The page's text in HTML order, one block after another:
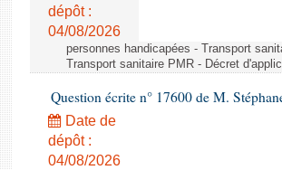
dépôt :
04/08/2026
personnes handicapées - Transport
Transport sanitaire PMR - Décret
Question écrite n° 17600 de M.
Date de
dépôt :
04/08/2026